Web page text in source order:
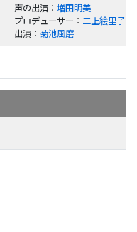
声の出演： 増田明美
プロデューサー ： 三上絵里子
出演： 菊池風磨